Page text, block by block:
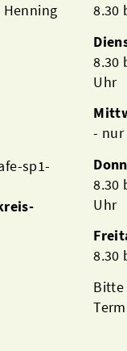
sp1-
8.30
8.30
Uhr
- nur
8.30
Uhr
8.30
Bitte